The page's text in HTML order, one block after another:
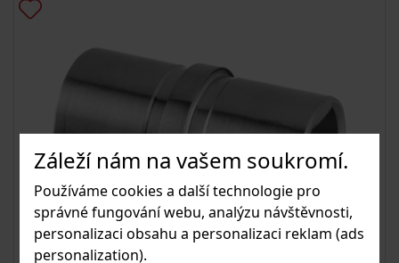
Záleží nám na vašem soukromí.
Používáme cookies a další technologie pro
správné fungování webu, analýzu návštěvnosti,
personalizaci obsahu a personalizaci reklam (ads
personalization).